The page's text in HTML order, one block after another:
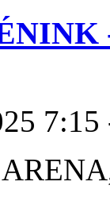
7:15